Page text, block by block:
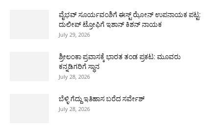
ವೈಭವ್ ಸೂರ್ಯವಂಶಿಗೆ ಈಸ್ಟ್ ಝೋನ್ ಉಪನಾಯಕ ಪಟ್ಟ:
ದುಲೀಪ್ ಟ್ರೋಫಿಗೆ ಇಶಾನ್ ಕಿಶನ್ ನಾಯಕ
July 29, 2026
ಶ್ರೀಲಂಕಾ ಪ್ರವಾಸಕ್ಕೆ ಭಾರತ ತಂಡ ಪ್ರಕಟ: ಮೂವರು
ಕನ್ನಡಿಗರಿಗೆ ಸ್ಥಾನ
July 28, 2026
ಬೆಳ್ಳಿ ಗೆದ್ದು ಇತಿಹಾಸ ಬರೆದ ಸರ್ವೇಶ್
July 28, 2026